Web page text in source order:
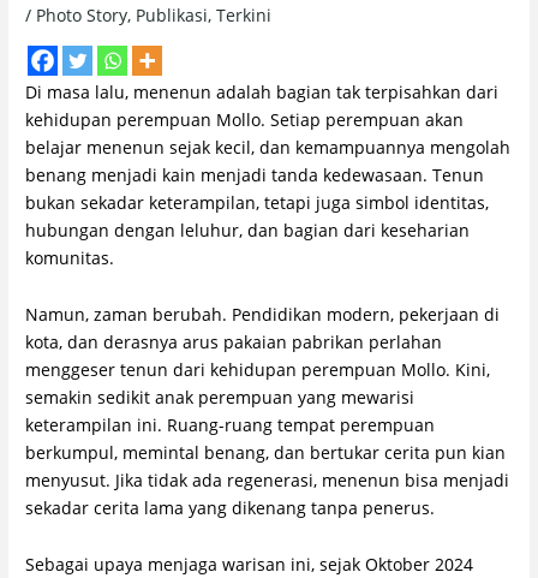
/ Photo Story, Publikasi,Terkini
Di masa lalu, menenun adalah bagian tak terpisahkan dari
kehidupan perempuan Mollo. Setiap perempuan akan
belajar menenun sejak kecil, dan kemampuannya mengolah
benang menjadi kain menjadi tanda kedewasaan. Tenun
bukan sekadar keterampilan, tetapi juga simbol identitas,
hubungan dengan leluhur, dan bagian dari keseharian
komunitas.
Namun, zaman berubah. Pendidikan modern, pekerjaan di
kota, dan derasnya arus pakaian pabrikan perlahan
menggeser tenun dari kehidupan perempuan Mollo. Kini,
semakin sedikit anak perempuan yang mewarisi
keterampilan ini. Ruang-ruang tempat perempuan
berkumpul, memintal benang, dan bertukar cerita pun kian
menyusut. Jika tidak ada regenerasi, menenun bisa menjadi
sekadar cerita lama yang dikenang tanpa penerus.
Sebagai upaya menjaga warisan ini, sejak Oktober 2024